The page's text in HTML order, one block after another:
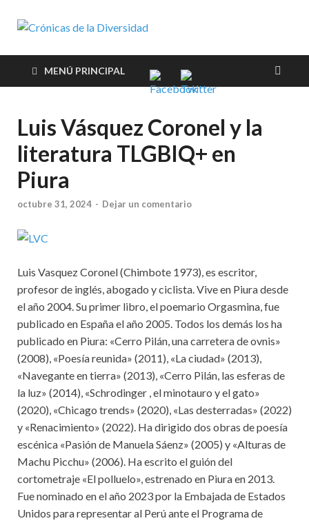
Crónicas de
la
Diversidad
sobre temas de cultura LGTB+
peruana
MENÚ PRINCIPAL
Luis Vásquez Coronel y la
literatura TLGBIQ+ en
Piura
octubre 31, 2024 - Dejar un comentario
Luis Vasquez Coronel (Chimbote 1973), es escritor,
profesor de inglés, abogado y ciclista. Vive en Piura desde
el año 2004. Su primer libro, el poemario Orgasmina, fue
publicado en España el año 2005. Todos los demás los ha
publicado en Piura: «Cerro Pilán, una carretera de ovnis»
(2008), «Poesía reunida» (2011), «La ciudad» (2013),
«Navegante en tierra» (2013), «Cerro Pilán, las esferas de
la luz» (2014), «Schrodinger , el minotauro y el gato»
(2020), «Chicago trends» (2020), «Las desterradas» (2022)
y «Renacimiento» (2022). Ha dirigido dos obras de poesía
escénica «Pasión de Manuela Sáenz» (2005) y «Alturas de
Machu Picchu» (2006). Ha escrito el guión del
cortometraje «El polluelo», estrenado en Piura en 2013.
Fue nominado en el año 2023 por la Embajada de Estados
Unidos para representar al Perú ante el Programa de